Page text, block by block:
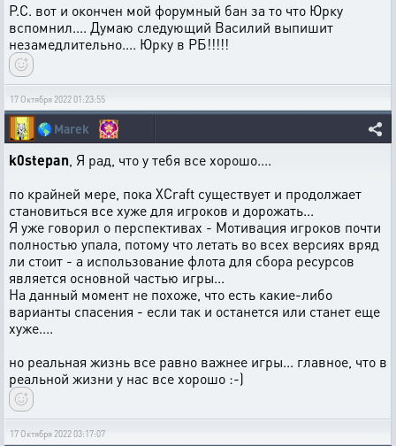
Р.С. вот и окончен мой форумный бан за то что Юрку
вспомнил.... Думаю следующий Василий выпишит
незамедлительно.... Юрку в РБ!!!!!
17 Октября 2022 01:23:55
🌎Marek
k0stepan , Я рад, что у тебя все хорошо....
по крайней мере, пока XCraft существует и продолжает
становиться все хуже для игроков и дорожать...
Я уже говорил о перспективах - Мотивация игроков почти
полностью упала, потому что летать во всех версиях вряд
ли стоит - а использование флота для сбора ресурсов
является основной частью игры...
На данный момент не похоже, что есть какие-либо
варианты спасения - если так и останется или станет еще
хуже....
но реальная жизнь все равно важнее игры... главное, что в
реальной жизни у нас все хорошо :-)
17 Октября 2022 03:17:07